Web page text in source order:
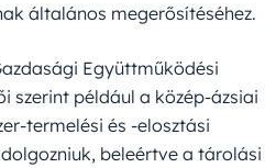
általános megerősítéséhez.
Együttműködési
szerint például a közép-ázsiai
termelési és -elosztási
beleértve a tárolási